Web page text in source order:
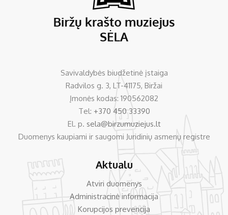
Savivaldybės biudžetinė įstaiga
Radvilos g. 3, LT-41175, Biržai
Įmonės kodas: 190562082
Tel: +370 450 33390
El. p. sela@birzumuziejus.lt
Duomenys kaupiami ir saugomi Juridinių asmenų registre
Aktualu
Atviri duomenys
Administracinė informacija
Korupcijos prevencija